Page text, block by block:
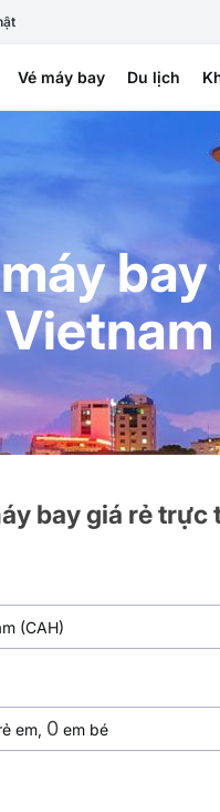
Vé máy bay Du lịch
bay giá rẻ trực
em, 0 em bé